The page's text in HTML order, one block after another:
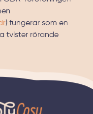
) fungerar som en
tvister rörande